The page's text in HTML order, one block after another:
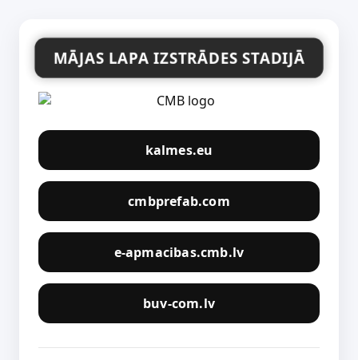
MĀJAS LAPA IZSTRĀDES STADIJĀ
kalmes.eu
cmbprefab.com
e-apmacibas.cmb.lv
buv-com.lv